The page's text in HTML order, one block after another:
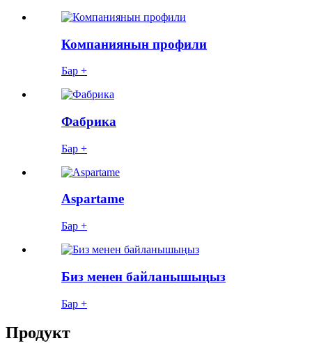
Компаниянын профили
Бар +
Фабрика
Бар +
Aspartame
Бар +
Биз менен байланышыңыз
Бар +
Продукт